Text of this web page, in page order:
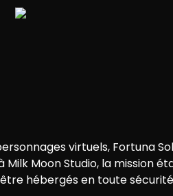
virtuels, Fortuna
Moon Studio, la mission
hébergés en toute